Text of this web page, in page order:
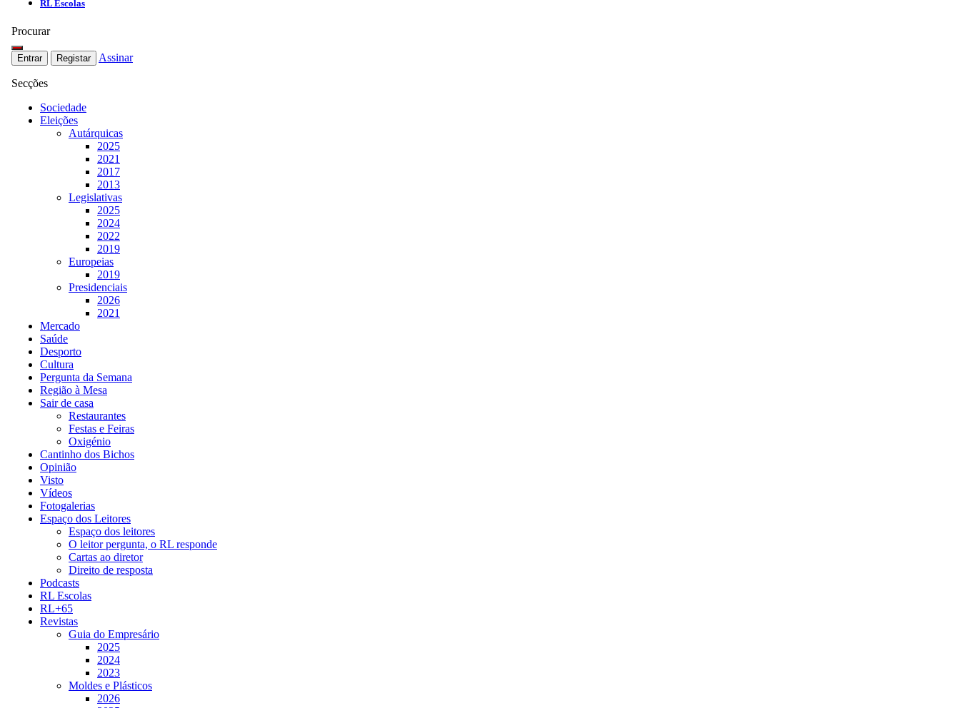
RL Escolas
Procurar
Entrar Registar Assinar
Secções
Sociedade
Eleições
Autárquicas
2025
2021
2017
2013
Legislativas
2025
2024
2022
2019
Europeias
2019
Presidenciais
2026
2021
Mercado
Saúde
Desporto
Cultura
Pergunta da Semana
Região à Mesa
Sair de casa
Restaurantes
Festas e Feiras
Oxigénio
Cantinho dos Bichos
Opinião
Visto
Vídeos
Fotogalerias
Espaço dos Leitores
Espaço dos leitores
O leitor pergunta, o RL responde
Cartas ao diretor
Direito de resposta
Podcasts
RL Escolas
RL+65
Revistas
Guia do Empresário
2025
2024
2023
Moldes e Plásticos
2026